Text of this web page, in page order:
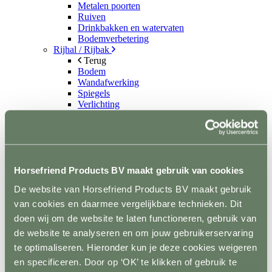
Horsefriend Products BV maakt gebruik van cookies
De website van Horsefriend Products BV maakt gebruik
van cookies en daarmee vergelijkbare technieken. Dit
doen wij om de website te laten functioneren, gebruik van
de website te analyseren en om jouw gebruikerservaring
te optimaliseren. Hieronder kun je deze cookies weigeren
en specificeren. Door op ‘OK’ te klikken of gebruik te
Metalen poorten
Ruiven
Drinkbakken en watervaten
Bodemverbetering
Rijhal / Rijbak
Terug
Bodem
Wandafwerking
Spiegels
Verlichting
Ventilatoren
Mobiele ventilatoren
Conditie en gezondheid
Terug
Solaria
Stapmolens
Trainingsbanden
Verzorgingsproducten
Supplementen en Voer
Dampmasker